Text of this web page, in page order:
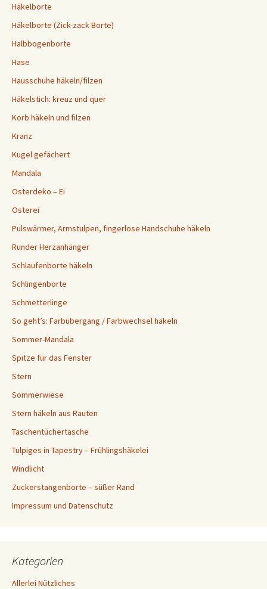
Häkelborte
Häkelborte (Zick-zack Borte)
Halbbogenborte
Hase
Hausschuhe häkeln/filzen
Häkelstich: kreuz und quer
Korb häkeln und filzen
Kranz
Kugel gefächert
Mandala
Osterdeko – Ei
Osterei
Pulswärmer, Armstulpen, fingerlose Handschuhe häkeln
Runder Herzanhänger
Schlaufenborte häkeln
Schlingenborte
Schmetterlinge
So geht’s: Farbübergang / Farbwechsel häkeln
Sommer-Mandala
Spitze für das Fenster
Stern
Sommerwiese
Stern häkeln aus Rauten
Taschentüchertasche
Tulpiges in Tapestry – Frühlingshäkelei
Windlicht
Zuckerstangenborte – süßer Rand
Impressum und Datenschutz
Kategorien
Allerlei Nützliches